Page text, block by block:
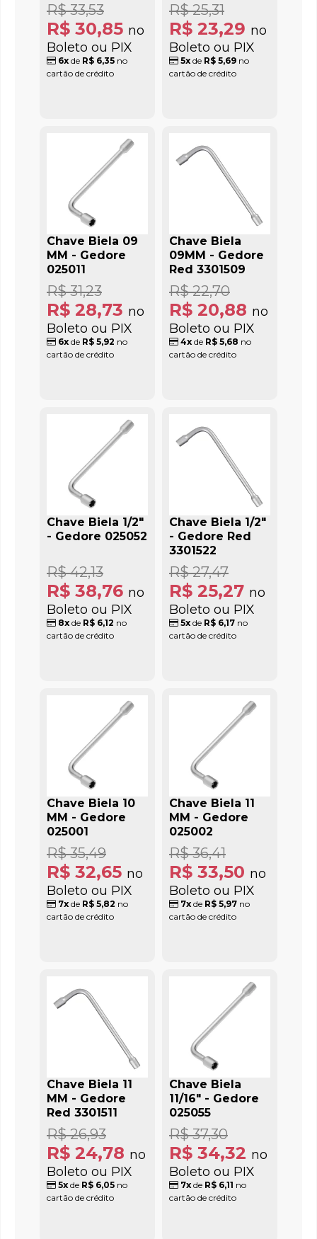
R$ 30,85 no
Boleto ou PIX
R$ 33,53
6x de R$ 6,35 no
cartão de crédito
R$ 23,29 no
Boleto ou PIX
R$ 25,31
5xde R$ 5,69no
cartão de crédito
Chave Biela 09
MM - Gedore
025011
R$ 28,73 no
Boleto ou PIX
R$ 31,23
6x de R$ 5,92 no
cartão de crédito
Chave Biela
09MM - Gedore
Red 3301509
R$ 20,88 no
Boleto ou PIX
R$ 22,70
4xde R$ 5,68 no
cartão de crédito
Chave Biela 1/2"
- Gedore 025052
R$ 38,76 no
Boleto ou PIX
R$ 42,13
8x de R$ 6,12 no
cartão de crédito
Chave Biela 1/2"
- Gedore Red
3301522
R$ 25,27 no
Boleto ou PIX
R$ 27,47
5xde R$ 6,17no
cartão de crédito
Chave Biela 10
MM - Gedore
025001
R$ 32,65 no
Boleto ou PIX
R$ 35,49
7x de R$ 5,82 no
cartão de crédito
Chave Biela 11
MM - Gedore
025002
R$ 33,50 no
Boleto ou PIX
R$ 36,41
7xde R$ 5,97no
cartão de crédito
Chave Biela 11
MM - Gedore
Red 3301511
R$ 24,78 no
Boleto ou PIX
R$ 26,93
5x de R$ 6,05 no
cartão de crédito
Chave Biela
11/16" - Gedore
025055
R$ 34,32 no
Boleto ou PIX
R$ 37,30
7xde R$ 6,11 no
cartão de crédito